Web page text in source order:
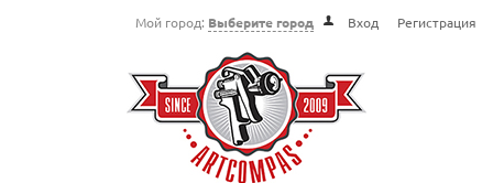
Мой город: Выберите город Вход Регистрация